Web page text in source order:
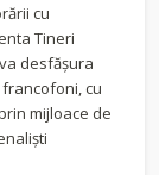
cu
Tineri
desfășura
cu
mijloace de